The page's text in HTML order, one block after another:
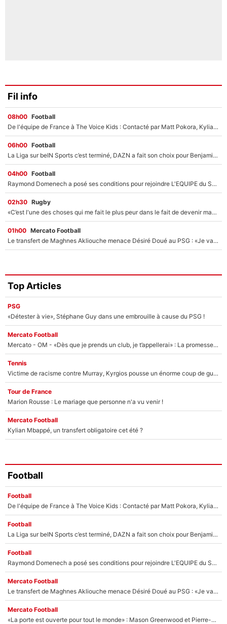
Fil info
08h00 Football
De l'équipe de France à The Voice Kids : Contacté par Matt Pokora, Kylian Mbappé a accepté de jouer un rôle inédit sur TF1 !
06h00 Football
La Liga sur beIN Sports c’est terminé, DAZN a fait son choix pour Benjamin Da Silva et Omar Da Fonseca !
04h00 Football
Raymond Domenech a posé ses conditions pour rejoindre L'EQUIPE du Soir : Il refuse de faire l'émission avec un autre chroniqueur !
02h30 Rugby
«C’est l'une des choses qui me fait le plus peur dans le fait de devenir maman» : En couple avec Antoine Dupont, Iris Mittenaere s'inquiète déjà pour ses futurs enfants !
01h00 Mercato Football
Le transfert de Maghnes Akliouche menace Désiré Doué au PSG : «Je valide à 200%»
Top Articles
PSG
«Détester à vie», Stéphane Guy dans une embrouille à cause du PSG !
Mercato Football
Mercato - OM - «Dès que je prends un club, je t’appellerai» : La promesse de Marcelino au moment de claquer la porte
Tennis
Victime de racisme contre Murray, Kyrgios pousse un énorme coup de gueule !
Tour de France
Marion Rousse : Le mariage que personne n'a vu venir !
Mercato Football
Kylian Mbappé, un transfert obligatoire cet été ?
Football
Football
De l'équipe de France à The Voice Kids : Contacté par Matt Pokora, Kylian Mbappé a accepté de jouer un rôle inédit sur TF1 !
Football
La Liga sur beIN Sports c’est terminé, DAZN a fait son choix pour Benjamin Da Silva et Omar Da Fonseca !
Football
Raymond Domenech a posé ses conditions pour rejoindre L'EQUIPE du Soir : Il refuse de faire l'émission avec un autre chroniqueur !
Mercato Football
Le transfert de Maghnes Akliouche menace Désiré Doué au PSG : «Je valide à 200%»
Mercato Football
«La porte est ouverte pour tout le monde» : Mason Greenwood et Pierre-Emerick Aubameyang ont quitté l'OM, Amine Gouiri balance sur la suite du mercato et sur la réaction du vestiaire !